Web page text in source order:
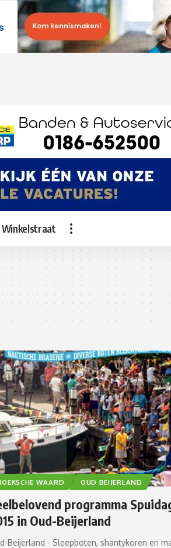
Winkelstraat
WAARD OUD BEIJERLAND
programma
in Oud-Beijerland
Beijerland - Sleepboten, shantykoren en